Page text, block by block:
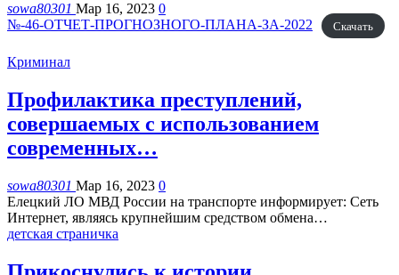
sowa80301 Мар 16, 2023 0
№-46-ОТЧЕТ-ПРОГНОЗНОГО-ПЛАНА-ЗА-2022
Скачать
Криминал
Профилактика преступлений,
совершаемых с использованием
современных…
sowa80301 Мар 16, 2023 0
Елецкий ЛО МВД России на транспорте информирует: Сеть
Интернет, являясь крупнейшим средством обмена…
детская страничка